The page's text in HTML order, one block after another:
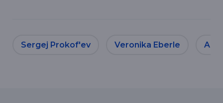
Sergej Prokof'ev Veronika Eberle